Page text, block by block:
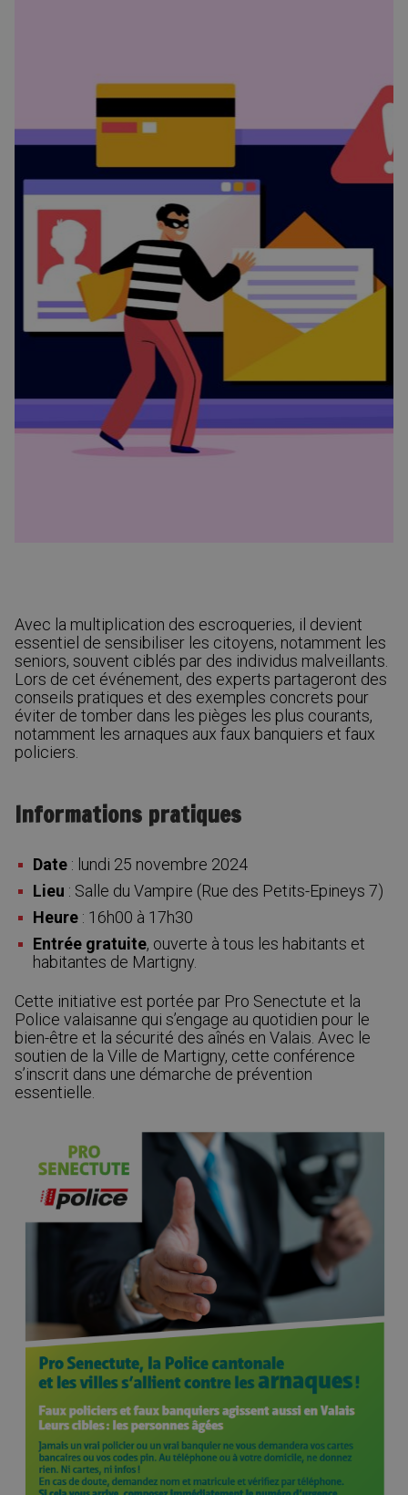
Avec la multiplication des escroqueries, il devient
essentiel de sensibiliser les citoyens, notamment les
seniors, souvent ciblés par des individus malveillants.
Lors de cet événement, des experts partageront des
conseils pratiques et des exemples concrets pour
éviter de tomber dans les pièges les plus courants,
notamment les arnaques aux faux banquiers et faux
policiers.
Informations pratiques
Date: lundi 25 novembre 2024
Lieu : Salle du Vampire (Rue des Petits-Epineys 7)
Heure: 16h00 à 17h30
Entrée gratuite, ouverte à tous les habitants et
habitantes de Martigny.
Cette initiative est portée par Pro Senectute et la
Police valaisanne qui s’engage au quotidien pour le
bien-être et la sécurité des aînés en Valais. Avec le
soutien de la Ville de Martigny, cette conférence
s’inscrit dans une démarche de prévention
essentielle.